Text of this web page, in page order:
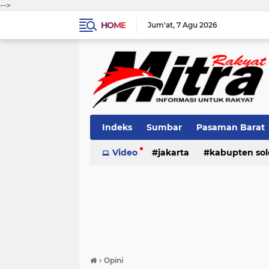
-->
HOME
Jum'at 7 Agu 2026
Indeks Sumbar Pasaman Barat
Pariaman Kota Solok Bank
Video jakarta kabupten
› Opini